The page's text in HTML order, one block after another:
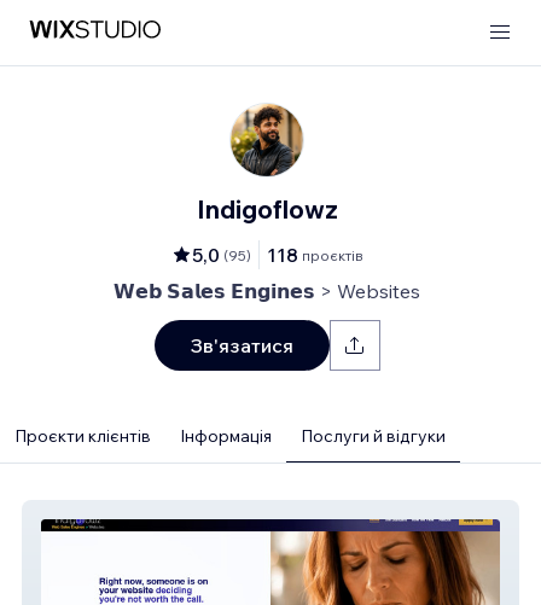
Indigoflowz
5,0 (95) 118 проєктів
𝗪𝗲𝗯 𝗦𝗮𝗹𝗲𝘀 𝗘𝗻𝗴𝗶𝗻𝗲𝘀 > Websites
Зв'язатися
Проєкти клієнтів Інформація Послуги й відгуки